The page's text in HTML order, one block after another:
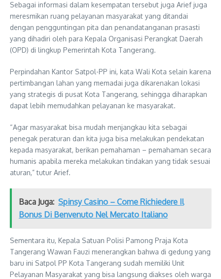
Sebagai informasi dalam kesempatan tersebut juga Arief juga
meresmikan ruang pelayanan masyarakat yang ditandai
dengan pengguntingan pita dan penandatanganan prasasti
yang dihadiri oleh para Kepala Organisasi Perangkat Daerah
(OPD) di lingkup Pemerintah Kota Tangerang.
Perpindahan Kantor Satpol-PP ini, kata Wali Kota selain karena
pertimbangan lahan yang memadai juga dikarenakan lokasi
yang strategis di pusat Kota Tangerang, sehingga diharapkan
dapat lebih memudahkan pelayanan ke masyarakat.
“Agar masyarakat bisa mudah menjangkau kita sebagai
penegak peraturan dan kita juga bisa melakukan pendekatan
kepada masyarakat, berikan pemahaman – pemahaman secara
humanis apabila mereka melakukan tindakan yang tidak sesuai
aturan,” tutur Arief.
Baca Juga: Spinsy Casino – Come Richiedere Il
Bonus Di Benvenuto Nel Mercato Italiano
Sementara itu, Kepala Satuan Polisi Pamong Praja Kota
Tangerang Wawan Fauzi menerangkan bahwa di gedung yang
baru ini Satpol PP Kota Tangerang sudah memiliki Unit
Pelayanan Masyarakat yang bisa langsung diakses oleh warga